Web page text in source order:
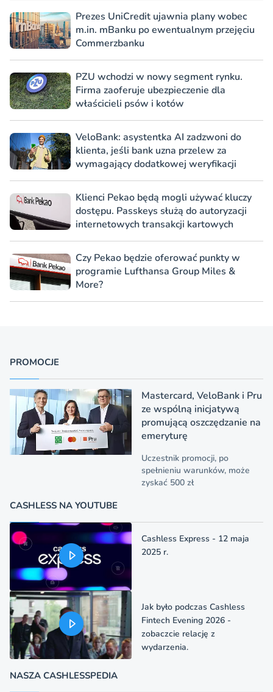
Prezes UniCredit ujawnia plany wobec
m.in. mBanku po ewentualnym przejęciu
Commerzbanku
PZU wchodzi w nowy segment rynku.
Firma zaoferuje ubezpieczenie dla
właścicieli psów i kotów
VeloBank: asystentka AI zadzwoni do
klienta, jeśli bank uzna przelew za
wymagający dodatkowej weryfikacji
Klienci Pekao będą mogli używać kluczy
dostępu. Passkeys służą do autoryzacji
internetowych transakcji kartowych
Czy Pekao będzie oferować punkty w
programie Lufthansa Group Miles &
More?
PROMOCJE
Mastercard, VeloBank i Pru
ze wspólną inicjatywą
promującą oszczędzanie na
emeryturę
Uczestnik promocji, po
spełnieniu warunków, może
zyskać 500 zł
CASHLESS NA YOUTUBE
Cashless Express - 12 maja
2025 r.
Jak było podczas Cashless
Fintech Evening 2026 -
zobaczcie relację z
wydarzenia.
NASZA CASHLESSPEDIA